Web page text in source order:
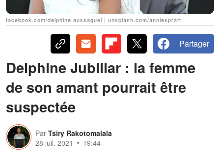
facebook.com/delphine.aussaguel | unsplash.com/anniespratt
Partager
Delphine Jubillar : la femme
de son amant pourrait être
suspectée
Par Tsiry Rakotomalala
28 juil. 2021
19:44